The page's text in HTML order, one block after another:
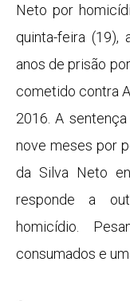
Neto por
quinta-feira
anos de prisão
cometido contra
2016. A
nove meses por
da Silva Neto
responde a
homicídio.
consumados e